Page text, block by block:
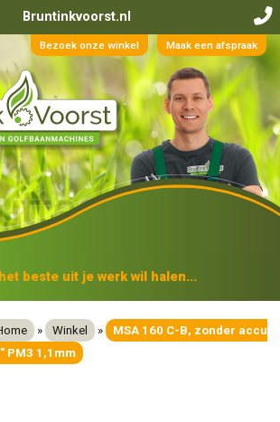
Bruntinkvoorst.nl
Bezoek onze winkel Maak een afspraak
beste uit je werk wil halen...
» Winkel »
MSA 160 C-B, zonder accu
PM3 1,1mm